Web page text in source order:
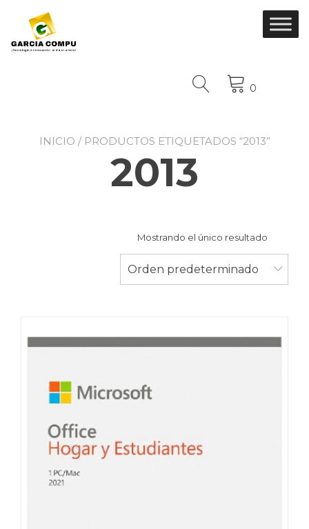
contenido
0
INICIO / PRODUCTOS ETIQUETADOS “2013”
2013
Mostrando el único resultado
Orden predeterminado